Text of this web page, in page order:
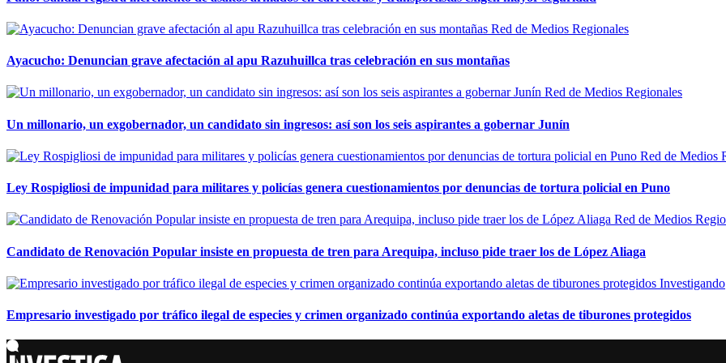
Red de Medios Regionales
Ayacucho: Denuncian grave afectación al apu Razuhuillca tras celebración en sus montañas
Red de Medios Regionales
Un millonario, un exgobernador, un candidato sin ingresos: así son los seis aspirantes a gobernar Junín
Red de Medios
Ley Rospigliosi de impunidad para militares y policías genera cuestionamientos por denuncias de tortura policial en Puno
Red de Medios
Candidato de Renovación Popular insiste en propuesta de tren para Arequipa, incluso pide traer los de López Aliaga
Investigando
Empresario investigado por tráfico ilegal de especies y crimen organizado continúa exportando aletas de tiburones protegidos